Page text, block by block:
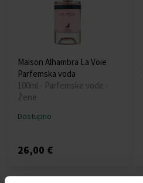
Maison Alhambra La Voie
Parfemska voda
100ml - Parfemske vode -
Žene
Dostupno
26,00 €